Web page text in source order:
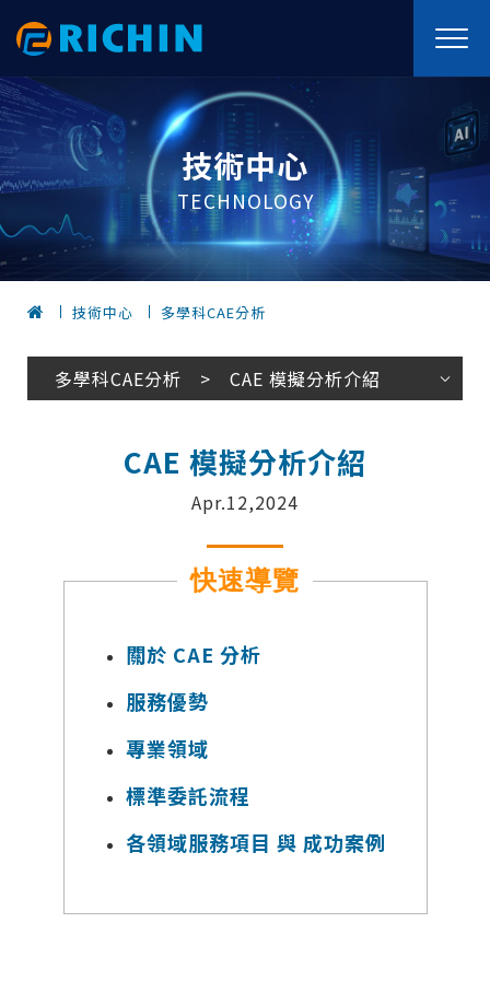
技術中心
TECHNOLOGY
技術中心 多學科CAE分析
多學科CAE分析 > CAE 模擬分析介紹
CAE 模擬分析介紹
Apr.12,2024
快速導覽
關於 CAE 分析
服務優勢
專業領域
標準委託流程
各領域服務項目 與 成功案例